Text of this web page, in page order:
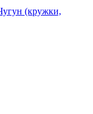
(кружки,